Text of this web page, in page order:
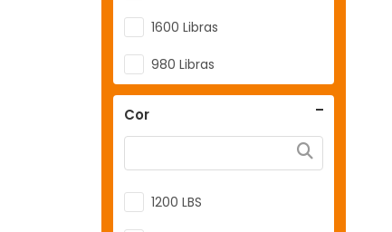
1600 Libras
980 Libras
Cor
1200 LBS